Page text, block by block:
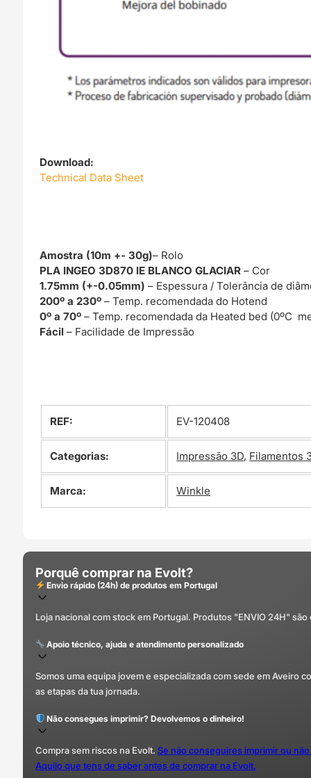
Download:
Technical Data Sheet
Amostra (10m +- 30g)– Rolo
PLA INGEO 3D870 IE BLANCO GLACIAR– Cor
1.75mm (+-0.05mm) – Espessura / Tolerância de
200º a 230º – Temp. recomendada do Hotend
0º a 70º – Temp. recomendada da Heated bed (0ºC
Fácil– Facilidade de Impressão
REF: EV-120408
Categorias: Impressão 3D, Filamentos
Marca: Winkle
Porquê comprar na Evolt?
Envio rápido (24h) de produtos em Portugal
Loja nacional com stock em Portugal. Produtos "ENVIO 24H"
Apoio técnico, ajuda e atendimento personalizado
Somos uma equipa jovem e especializada com sede em Aveiro
as etapas da tua jornada.
Não consegues imprimir? Devolvemos o dinheiro!
Compra sem riscos na Evolt. Se não conseguires imprimir ou
Aquilo que tens de saber antes de comprar na Evolt.